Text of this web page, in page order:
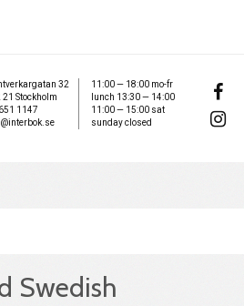
32
21 Stockholm
1147
11:00 — 18:00 mo-fr
lunch 13:30 — 14:00
11:00 — 15:00 sat
sunday closed
Swedish